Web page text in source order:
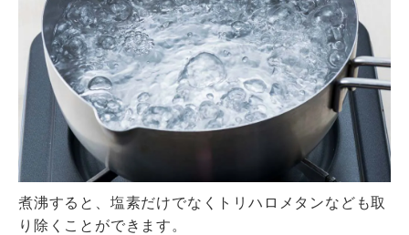
煮沸すると、塩素だけでなくトリハロメタンなども取
り除くことができます。